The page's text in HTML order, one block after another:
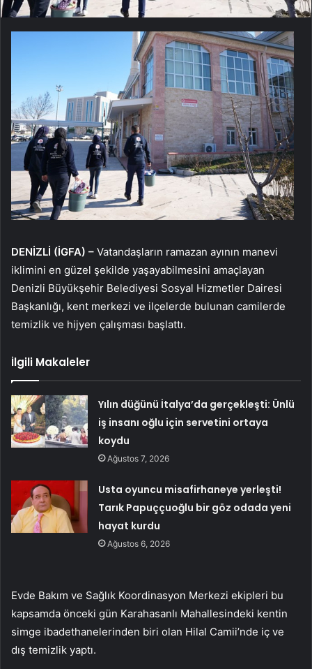
DENİZLİ (İGFA) – Vatandaşların ramazan ayının manevi
iklimini en güzel şekilde yaşayabilmesini amaçlayan
Denizli Büyükşehir Belediyesi Sosyal Hizmetler Dairesi
Başkanlığı, kent merkezi ve ilçelerde bulunan camilerde
temizlik ve hijyen çalışması başlattı.
İlgili Makaleler
Yılın düğünü İtalya’da gerçekleşti: Ünlü
iş insanı oğlu için servetini ortaya
koydu
Ağustos 7, 2026
Usta oyuncu misafirhaneye yerleşti!
Tarık Papuççuoğlu bir göz odada yeni
hayat kurdu
Ağustos 6, 2026
Evde Bakım ve Sağlık Koordinasyon Merkezi ekipleri bu
kapsamda önceki gün Karahasanlı Mahallesindeki kentin
simge ibadethanelerinden biri olan Hilal Camii’nde iç ve
dış temizlik yaptı.